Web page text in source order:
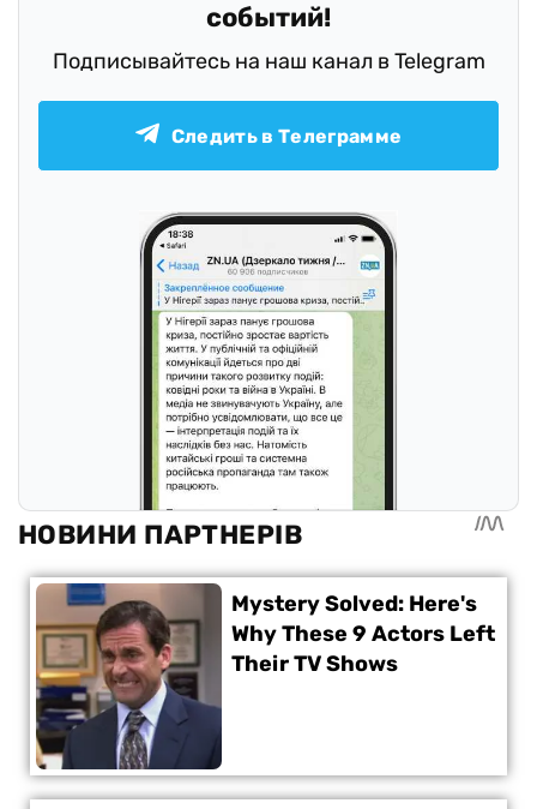
событий!
Подписывайтесь на наш канал в Telegram
Следить в Телеграмме